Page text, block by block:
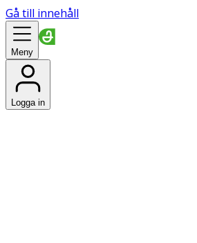
Gå till innehåll
Meny
Logga in